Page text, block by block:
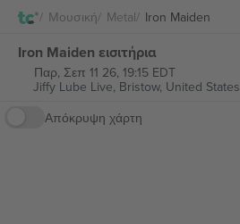
Μουσική Metal Iron Maiden
Iron Maiden εισιτήρια
Παρ, Σεπ 11 26, 19:15 EDT
Jiffy Lube Live, Bristow, United States
Απόκρυψη χάρτη